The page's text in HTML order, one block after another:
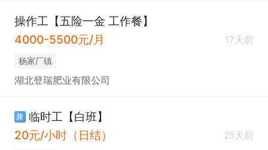
操作工【五险一金 工作餐】
4000-5500元/月
17天前
杨家厂镇
湖北登瑞肥业有限公司
兼 临时工【白班】
20元/小时（日结）
25天前